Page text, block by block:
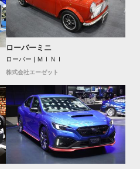
ローバーミニ
ローバー | ＭＩＮＩ
株式会社エーゼット